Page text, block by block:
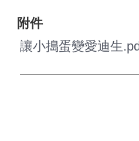
附件
讓小搗蛋變愛迪生